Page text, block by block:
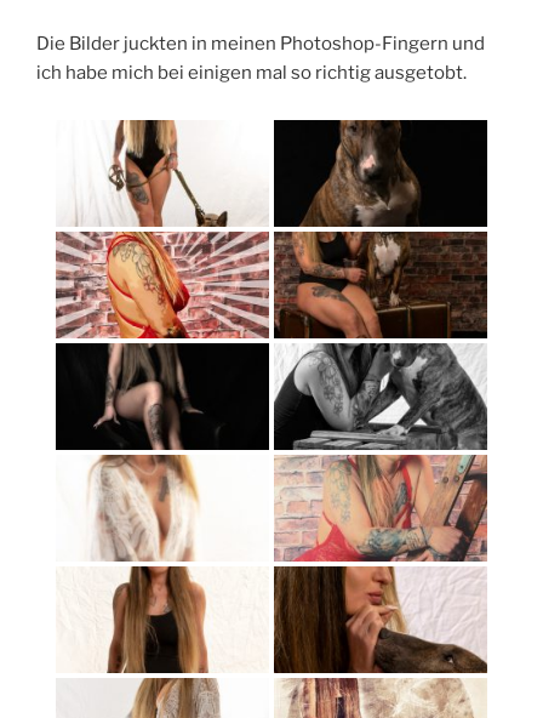
Die Bilder juckten in meinen Photoshop-Fingern und
ich habe mich bei einigen mal so richtig ausgetobt.